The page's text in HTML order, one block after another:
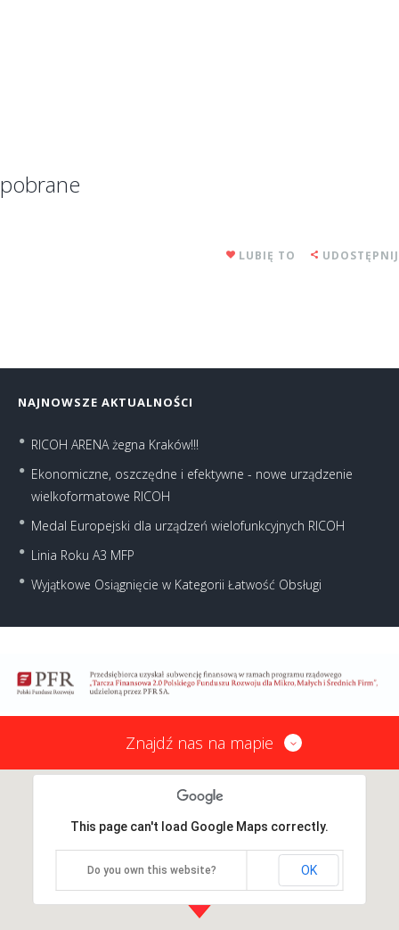
pobrane
LUBIĘ TO UDOSTĘPNIJ
NAJNOWSZE AKTUALNOŚCI
RICOH ARENA żegna Kraków!!!
Ekonomiczne, oszczędne i efektywne - nowe urządzenie
wielkoformatowe RICOH
Medal Europejski dla urządzeń wielofunkcyjnych RICOH
Linia Roku A3 MFP
Wyjątkowe Osiągnięcie w Kategorii Łatwość Obsługi
Znajdź nas na mapie
This page can't load Google Maps correctly.
Do you own this website? OK